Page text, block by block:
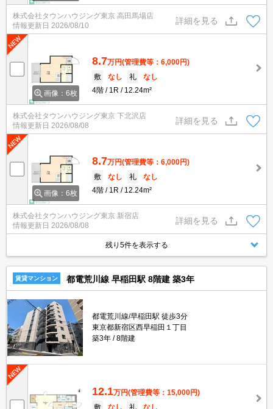
株式会社タウンハウジング東京 高田馬場店
情報更新日 2026/08/10
詳細を見る
画像：6枚
8.7万円(管理費等：6,000円)
敷
なし 礼
なし
4階
1R 12.24m²
株式会社タウンハウジング東京 下北沢店
情報更新日 2026/08/08
詳細を見る
画像：6枚
8.7万円(管理費等：6,000円)
敷
なし 礼
なし
4階
1R 12.24m²
株式会社タウンハウジング東京 新宿店
情報更新日 2026/08/08
詳細を見る
残り5件を表示する
賃貸マンション 都電荒川線 早稲田駅 8階建 築3年
都電荒川線/早稲田駅 徒歩3分
東京都新宿区西早稲田１丁目
築3年
8階建
12.1万円(管理費等：15,000円)
敷
なし 礼 なし